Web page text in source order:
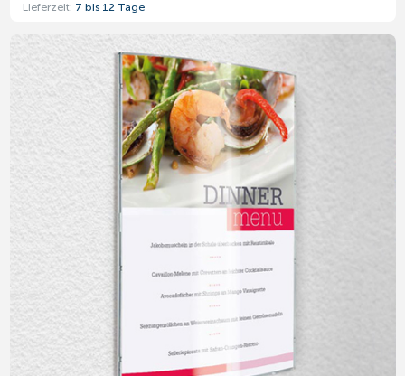
Lieferzeit: 7 bis 12 Tage